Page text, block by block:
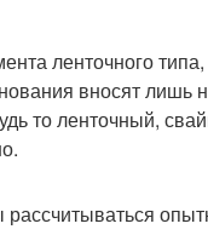
ленточного
вносят лишь
то ленточный,
рассчитываться